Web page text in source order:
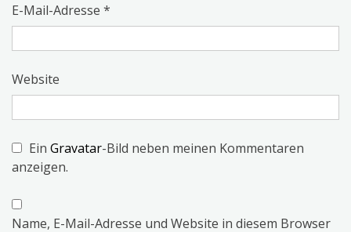
E-Mail-Adresse *
Website
Ein Gravatar-Bild neben meinen Kommentaren
anzeigen.
Name, E-Mail-Adresse und Website in diesem Browser